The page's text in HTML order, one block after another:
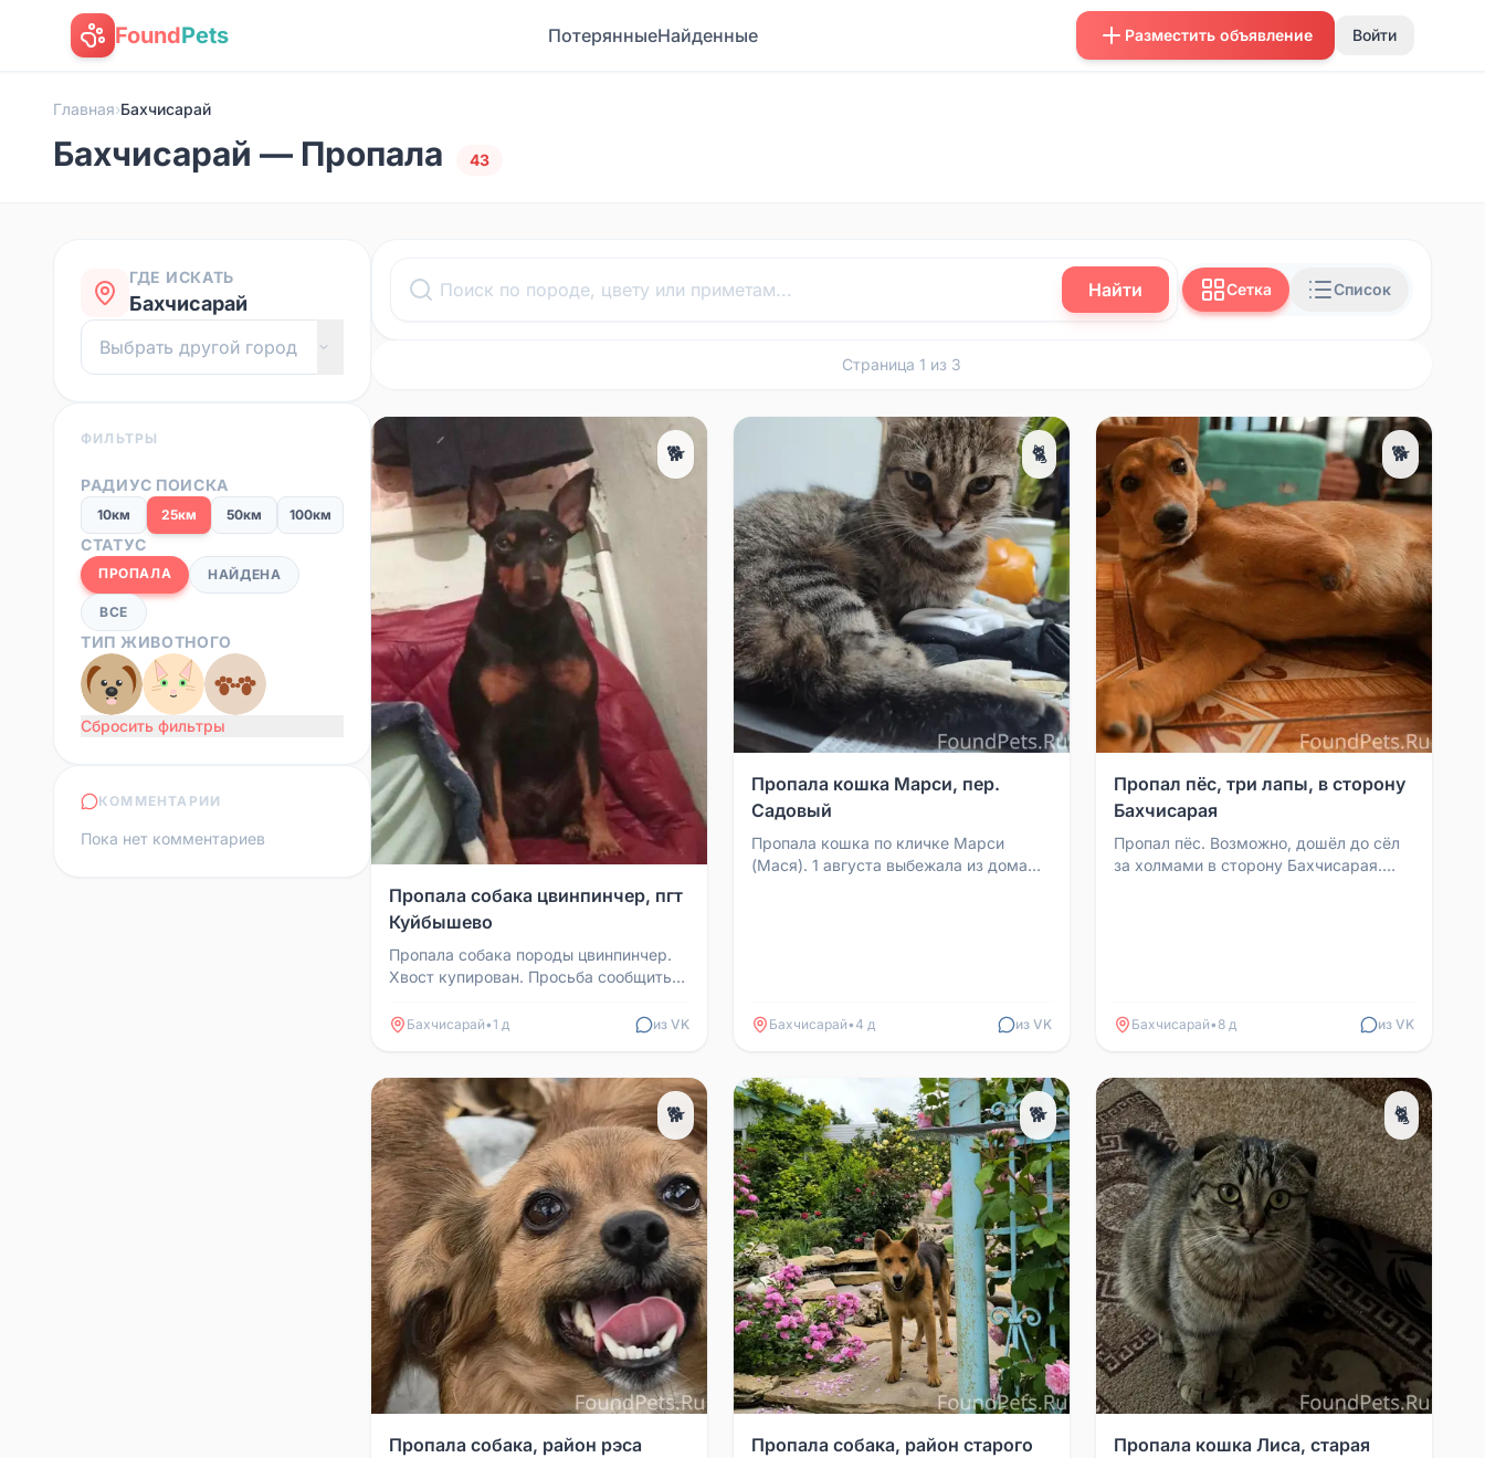
FoundPets ПотерянныеНайденные Разместить объявление Войти
Главная›Бахчисарай
Бахчисарай — Пропала 43
ГДЕ ИСКАТЬ
Бахчисарай
ФИЛЬТРЫ
РАДИУС ПОИСКА
10км 25км 50км 100км
СТАТУС
ПРОПАЛА НАЙДЕНА
ВСЕ
ТИП ЖИВОТНОГО
Сбросить фильтры
КОММЕНТАРИИ
Пока нет комментариев
Найти Сетка Список
Страница 1 из 3
🐕
Пропала собака цвинпинчер, пгт
Куйбышево
Пропала собака породы цвинпинчер.
Хвост купирован. Просьба сообщить
Бахчисарай•1 д из VK
🐈
Пропала кошка Марси, пер.
Садовый
Пропала кошка по кличке Марси
(Мася). 1 августа выбежала из дома
Бахчисарай•4 д из VK
🐕
Пропал пёс, три лапы, в сторону
Бахчисарая
Пропал пёс. Возможно, дошёл до сёл
за холмами в сторону Бахчисарая.
Бахчисарай• 8 д из VK
🐕
Пропала собака, район рэса
🐕
Пропала собака, район старого
🐈
Пропала кошка Лиса, старая